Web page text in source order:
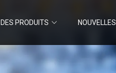
DES PRODUITS NOUVELLES